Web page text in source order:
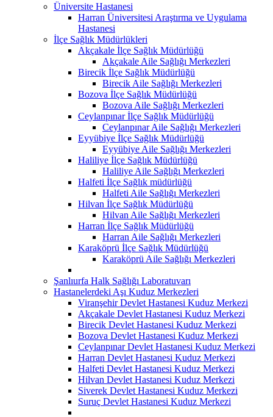
Üniversite Hastanesi
Harran Üniversitesi Araştırma ve Uygulama
Hastanesi
İlçe Sağlık Müdürlükleri
Akçakale İlçe Sağlık Müdürlüğü
Akçakale Aile Sağlığı Merkezleri
Birecik İlçe Sağlık Müdürlüğü
Birecik Aile Sağlığı Merkezleri
Bozova İlçe Sağlık Müdürlüğü
Bozova Aile Sağlığı Merkezleri
Ceylanpınar İlçe Sağlık Müdürlüğü
Ceylanpınar Aile Sağlığı Merkezleri
Eyyübiye İlçe Sağlık Müdürlüğü
Eyyübiye Aile Sağlığı Merkezleri
Haliliye İlçe Sağlık Müdürlüğü
Haliliye Aile Sağlığı Merkezleri
Halfeti İlçe Sağlık müdürlüğü
Halfeti Aile Sağlığı Merkezleri
Hilvan İlçe Sağlık Müdürlüğü
Hilvan Aile Sağlığı Merkezleri
Harran İlçe Sağlık Müdürlüğü
Harran Aile Sağlığı Merkezleri
Karaköprü İlçe Sağlık Müdürlüğü
Karaköprü Aile Sağlığı Merkezleri
Şanlıurfa Halk Sağlığı Laboratuvarı
Hastanelerdeki Aşı Kuduz Merkezleri
Viranşehir Devlet Hastanesi Kuduz Merkezi
Akçakale Devlet Hastanesi Kuduz Merkezi
Birecik Devlet Hastanesi Kuduz Merkezi
Bozova Devlet Hastanesi Kuduz Merkezi
Ceylanpınar Devlet Hastanesi Kuduz Merkezi
Harran Devlet Hastanesi Kuduz Merkezi
Halfeti Devlet Hastanesi Kuduz Merkezi
Hilvan Devlet Hastanesi Kuduz Merkezi
Siverek Devlet Hastanesi Kuduz Merkezi
Suruç Devlet Hastanesi Kuduz Merkezi